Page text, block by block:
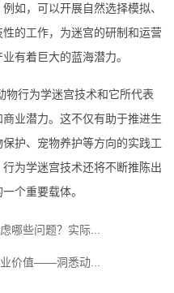
如，可以开展自然选择模拟、
的工作，为迷宫的研制和运营
有着巨大的蓝海潜力。
物行为学迷宫技术和它所代表
业潜力。这不仅有助于推进生
护、宠物养护等方向的实践工
为学迷宫技术还将不断推陈出
个重要载体。
哪些问题？实际...
价值——洞悉动...